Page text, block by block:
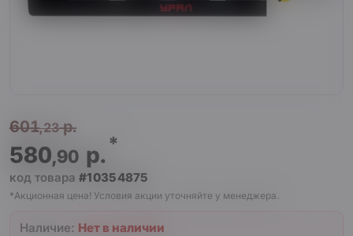
601,23р.
580,90 р.*
код товара #10354875
*Акционная цена! Условия акции уточняйте у менеджера.
Наличие: Нет в наличии